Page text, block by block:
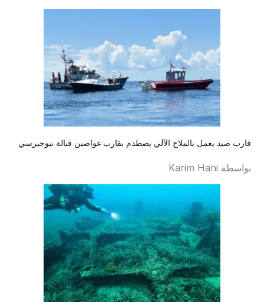
قارب صيد يعمل بالملاح الآلي يصطدم بقارب غواصين قبالة نيوجيرسي
بواسطة Karim Hani